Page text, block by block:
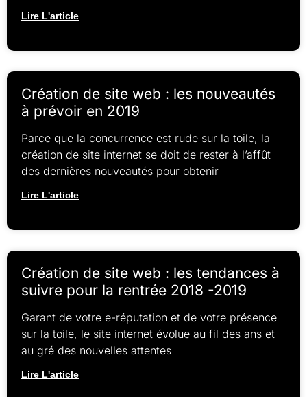
Lire L'article
Création de site web : les nouveautés
à prévoir en 2019
Parce que la concurrence est rude sur la toile, la
création de site internet se doit de rester à l’affût
des dernières nouveautés pour obtenir
Lire L'article
Création de site web : les tendances à
suivre pour la rentrée 2018 -2019
Garant de votre e-réputation et de votre présence
sur la toile, le site internet évolue au fil des ans et
au gré des nouvelles attentes
Lire L'article